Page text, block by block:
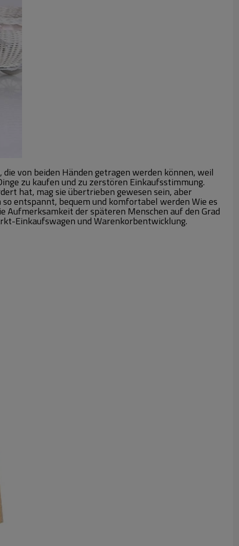
von beiden Händen getragen werden können, weil
zu kaufen und zu zerstören Einkaufsstimmung.
hat, mag sie übertrieben gewesen sein, aber
entspannt, bequem und komfortabel werden Wie es
Aufmerksamkeit der späteren Menschen auf den Grad
Einkaufswagen und Warenkorbentwicklung.